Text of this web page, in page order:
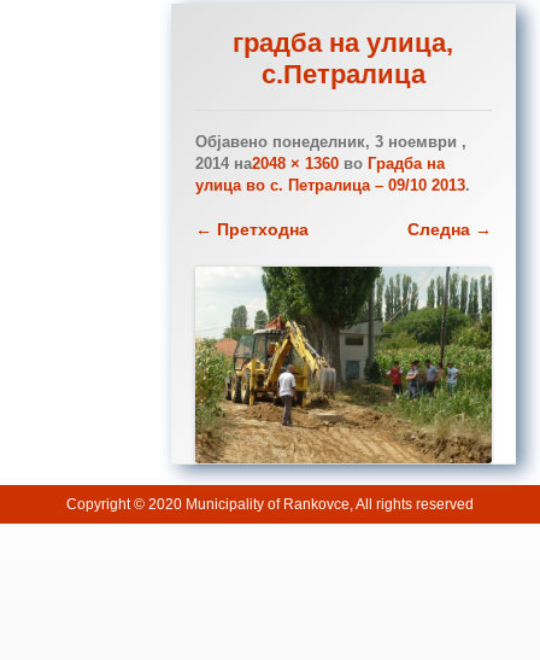
градба на улица,
с.Петралица
Објавено понеделник, 3 ноември ,
2014на2048 × 1360во Градба на
улица во с. Петралица – 09/10 2013.
← Претходна Следна →
Copyright © 2020 Municipality of Rankovce, All rights reserved